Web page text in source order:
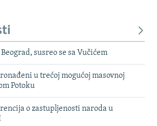
susreo se sa Vučićem
u trećoj mogućoj masovnoj
Potoku
o zastupljenosti naroda u